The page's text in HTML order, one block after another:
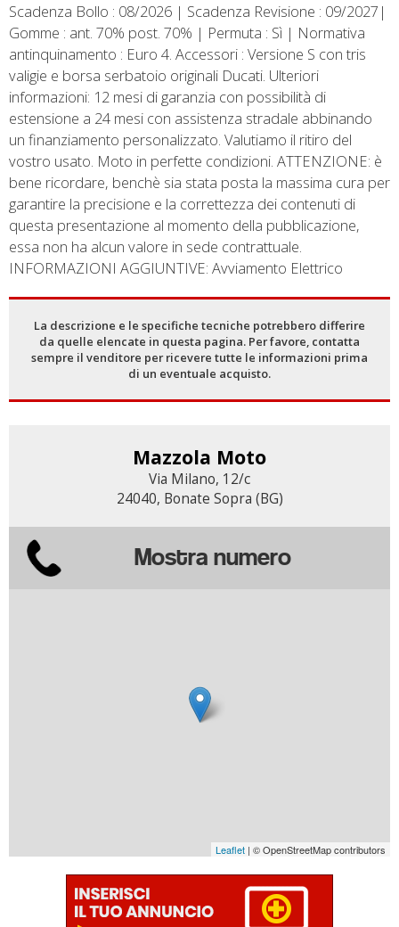
Scadenza Bollo : 08/2026 | Scadenza Revisione : 09/2027|
Gomme : ant. 70% post. 70% | Permuta : Sì | Normativa
antinquinamento : Euro 4. Accessori : Versione S con tris
valigie e borsa serbatoio originali Ducati. Ulteriori
informazioni: 12 mesi di garanzia con possibilità di
estensione a 24 mesi con assistenza stradale abbinando
un finanziamento personalizzato. Valutiamo il ritiro del
vostro usato. Moto in perfette condizioni. ATTENZIONE: è
bene ricordare, benchè sia stata posta la massima cura per
garantire la precisione e la correttezza dei contenuti di
questa presentazione al momento della pubblicazione,
essa non ha alcun valore in sede contrattuale.
INFORMAZIONI AGGIUNTIVE: Avviamento Elettrico
La descrizione e le specifiche tecniche potrebbero differire
da quelle elencate in questa pagina. Per favore, contatta
sempre il venditore per ricevere tutte le informazioni prima
di un eventuale acquisto.
Mazzola Moto
Via Milano, 12/c
24040, Bonate Sopra (BG)
Mostra numero
Leaflet | © OpenStreetMap contributors